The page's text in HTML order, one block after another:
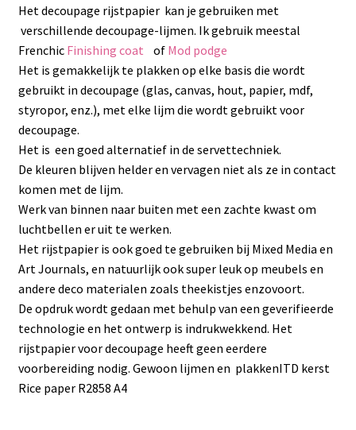
Het decoupage rijstpapier kan je gebruiken met
verschillende decoupage-lijmen. Ik gebruik meestal
Frenchic Finishing coat ofMod podge
Het is gemakkelijk te plakken op elke basis die wordt
gebruikt in decoupage (glas, canvas, hout, papier, mdf,
styropor, enz.), met elke lijm die wordt gebruikt voor
decoupage.
Het is een goed alternatief in de servettechniek.
De kleuren blijven helder en vervagen niet als ze in contact
komen met de lijm.
Werk van binnen naar buiten met een zachte kwast om
luchtbellen er uit te werken.
Het rijstpapier is ook goed te gebruiken bij Mixed Media en
Art Journals, en natuurlijk ook super leuk op meubels en
andere deco materialen zoals theekistjes enzovoort.
De opdruk wordt gedaan met behulp van een geverifieerde
technologie en het ontwerp is indrukwekkend. Het
rijstpapier voor decoupage heeft geen eerdere
voorbereiding nodig. Gewoon lijmen en plakkenITD kerst
Rice paper R2858 A4